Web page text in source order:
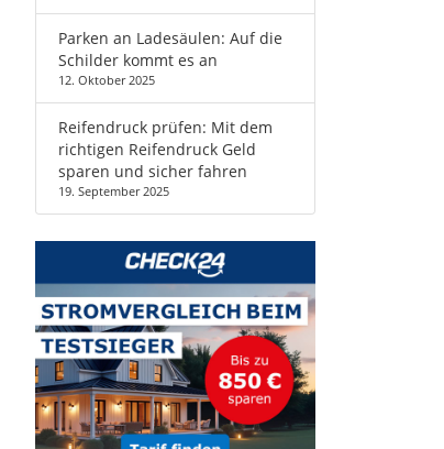
Parken an Ladesäulen: Auf die
Schilder kommt es an
12. Oktober 2025
Reifendruck prüfen: Mit dem
richtigen Reifendruck Geld
sparen und sicher fahren
19. September 2025